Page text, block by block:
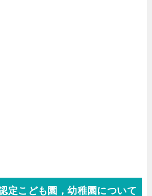
定こども園，幼稚園について